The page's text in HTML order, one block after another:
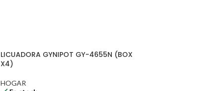
LICUADORA GYNIPOT GY-4655N (BOX
X4)
HOGAR